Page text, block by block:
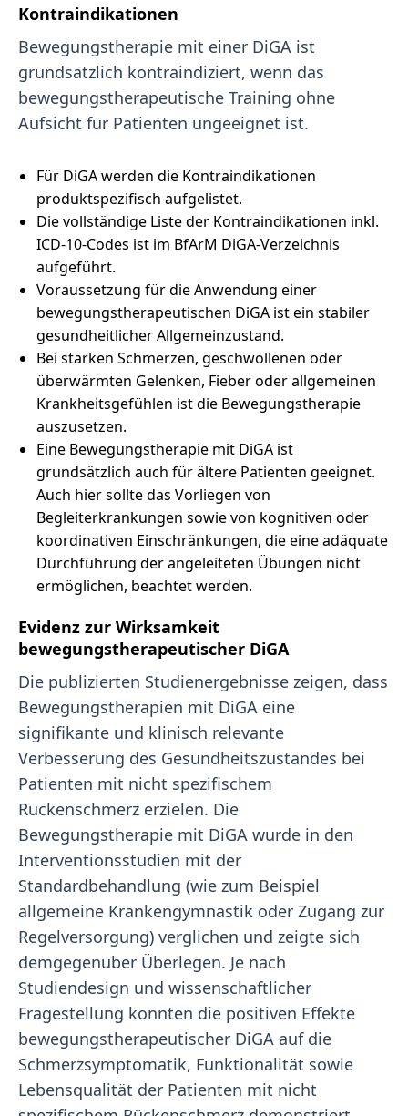
Kontraindikationen
Bewegungstherapie mit einer DiGA ist
grundsätzlich kontraindiziert, wenn das
bewegungstherapeutische Training ohne
Aufsicht für Patienten ungeeignet ist.
Für DiGA werden die Kontraindikationen
produktspezifisch aufgelistet.
Die vollständige Liste der Kontraindikationen inkl.
ICD-10-Codes ist im BfArM DiGA-Verzeichnis
aufgeführt.
Voraussetzung für die Anwendung einer
bewegungstherapeutischen DiGA ist ein stabiler
gesundheitlicher Allgemeinzustand.
Bei starken Schmerzen, geschwollenen oder
überwärmten Gelenken, Fieber oder allgemeinen
Krankheitsgefühlen ist die Bewegungstherapie
auszusetzen.
Eine Bewegungstherapie mit DiGA ist
grundsätzlich auch für ältere Patienten geeignet.
Auch hier sollte das Vorliegen von
Begleiterkrankungen sowie von kognitiven oder
koordinativen Einschränkungen, die eine adäquate
Durchführung der angeleiteten Übungen nicht
ermöglichen, beachtet werden.
Evidenz zur Wirksamkeit
bewegungstherapeutischer DiGA
Die publizierten Studienergebnisse zeigen, dass
Bewegungstherapien mit DiGA eine
signifikante und klinisch relevante
Verbesserung des Gesundheitszustandes bei
Patienten mit nicht spezifischem
Rückenschmerz erzielen. Die
Bewegungstherapie mit DiGA wurde in den
Interventionsstudien mit der
Standardbehandlung (wie zum Beispiel
allgemeine Krankengymnastik oder Zugang zur
Regelversorgung) verglichen und zeigte sich
demgegenüber Überlegen. Je nach
Studiendesign und wissenschaftlicher
Fragestellung konnten die positiven Effekte
bewegungstherapeutischer DiGA auf die
Schmerzsymptomatik, Funktionalität sowie
Lebensqualität der Patienten mit nicht